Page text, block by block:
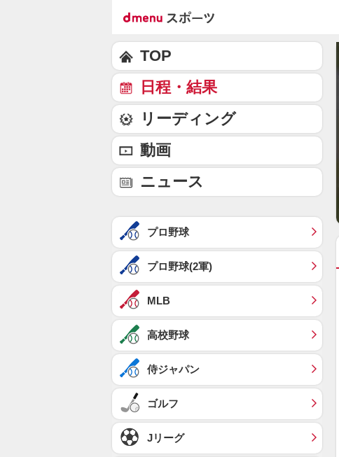
TOP
日程・結果
リーディング
動画
ニュース
プロ野球
プロ野球(2軍)
MLB
高校野球
侍ジャパン
ゴルフ
Jリーグ